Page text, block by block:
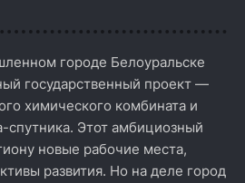
городе Белоуральске
государственный проект —
химического комбината и
спутника. Этот амбициозный
новые рабочие места,
развития. Но на деле город